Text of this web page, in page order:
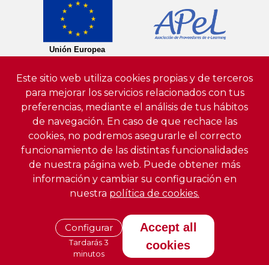
Este sitio web utiliza cookies propias y de terceros
para mejorar los servicios relacionados con tus
preferencias, mediante el análisis de tus hábitos
de navegación. En caso de que rechace las
cookies, no podremos asegurarle el correcto
funcionamiento de las distintas funcionalidades
de nuestra página web. Puede obtener más
información y cambiar su configuración en
nuestra política de cookies.
Configurar
Tardarás 3
minutos
Accept all
cookies